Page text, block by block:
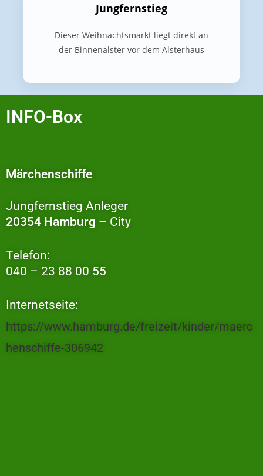
Jungfernstieg
Dieser Weihnachtsmarkt liegt direkt an
der Binnenalster vor dem Alsterhaus
INFO-Box
Märchenschiffe
Jungfernstieg Anleger
20354 Hamburg – City
Telefon:
040 – 23 88 00 55
Internetseite:
https://www.hamburg.de/freizeit/kinder/maerc
henschiffe-306942